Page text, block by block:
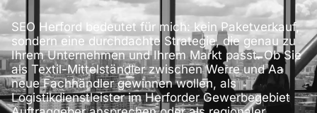
SEO Herford bedeutet für mich: kein Paketverkauf,
sondern eine durchdachte Strategie, die genau zu
Ihrem Unternehmen und Ihrem Markt passt. Ob Sie
als Textil-Mittelständler zwischen Werre und Aa
neue Fachhändler gewinnen wollen, als
Logistikdienstleister im Herforder Gewerbegebiet